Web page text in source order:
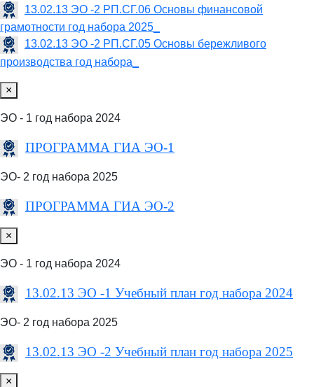
13.02.13 ЭО -2 РП.СГ.06 Основы финансовой
грамотности год набора 2025_
13.02.13 ЭО -2 РП.СГ.05 Основы бережливого
производства год набора_
×
ЭО - 1 год набора 2024
ПРОГРАММА ГИА ЭО-1
ЭО- 2 год набора 2025
ПРОГРАММА ГИА ЭО-2
×
ЭО - 1 год набора 2024
13.02.13 ЭО -1 Учебный план год набора 2024
ЭО- 2 год набора 2025
13.02.13 ЭО -2 Учебный план год набора 2025
×